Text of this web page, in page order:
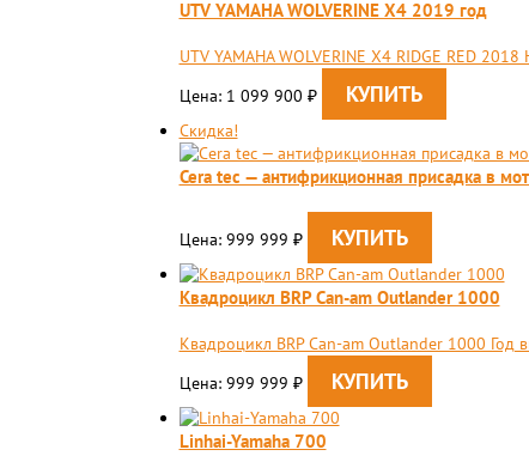
UTV YAMAHA WOLVERINE X4 2019 год
UTV YAMAHA WOLVERINE X4 RIDGE RED
Цена: 1 099 900 ₽
Скидка!
Cera tec — антифрикционная присадка в
Цена: 999 999 ₽
Квадроцикл BRP Сan-am Outlander 1000
Квадроцикл BRP Сan-am Outlander 1000 Год
Цена: 999 999 ₽
Linhai-Yamaha 700